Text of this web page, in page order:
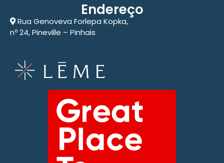
Endereço
Rua Genoveva Forlepa Kopka,
nº 24, Pineville – Pinhais